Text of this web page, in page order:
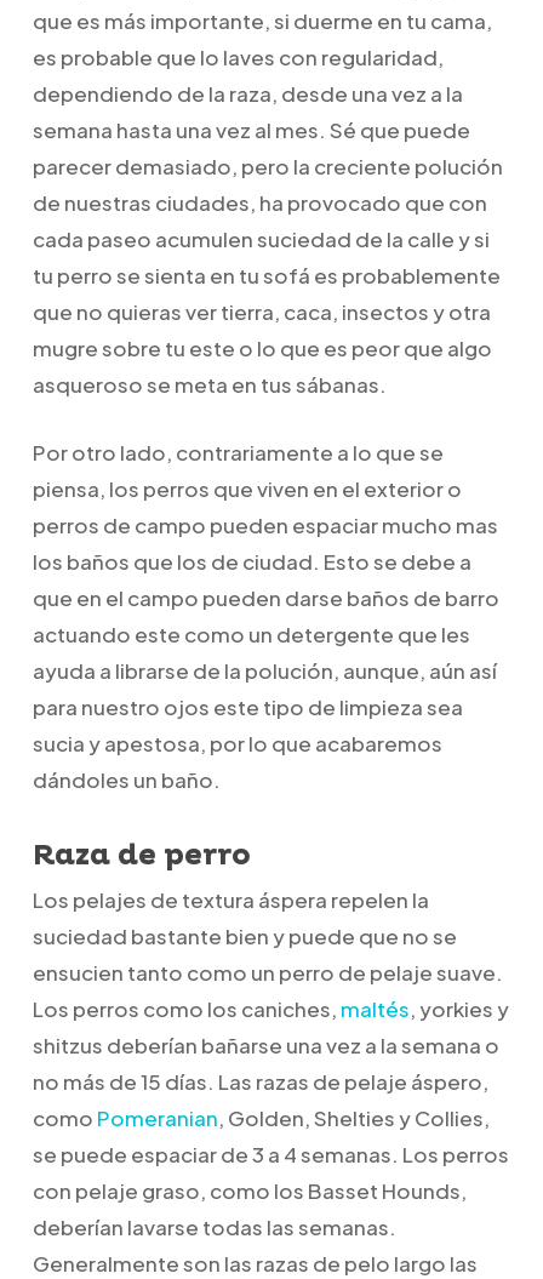
que es más importante, si duerme en tu cama,
es probable que lo laves con regularidad,
dependiendo de la raza, desde una vez a la
semana hasta una vez al mes. Sé que puede
parecer demasiado, pero la creciente polución
de nuestras ciudades, ha provocado que con
cada paseo acumulen suciedad de la calle y si
tu perro se sienta en tu sofá es probablemente
que no quieras ver tierra, caca, insectos y otra
mugre sobre tu este o lo que es peor que algo
asqueroso se meta en tus sábanas.
Por otro lado, contrariamente a lo que se
piensa, los perros que viven en el exterior o
perros de campo pueden espaciar mucho mas
los baños que los de ciudad. Esto se debe a
que en el campo pueden darse baños de barro
actuando este como un detergente que les
ayuda a librarse de la polución, aunque, aún así
para nuestro ojos este tipo de limpieza sea
sucia y apestosa, por lo que acabaremos
dándoles un baño.
Raza de perro
Los pelajes de textura áspera repelen la
suciedad bastante bien y puede que no se
ensucien tanto como un perro de pelaje suave.
Los perros como los caniches, maltés, yorkies y
shitzus deberían bañarse una vez a la semana o
no más de 15 días. Las razas de pelaje áspero,
como Pomeranian, Golden, Shelties y Collies,
se puede espaciar de 3 a 4 semanas. Los perros
con pelaje graso, como los Basset Hounds,
deberían lavarse todas las semanas.
Generalmente son las razas de pelo largo las